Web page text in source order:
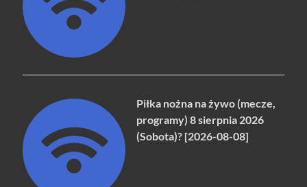
Piłka nożna na żywo (mecze,
programy) 8 sierpnia 2026
(Sobota)? [2026-08-08]